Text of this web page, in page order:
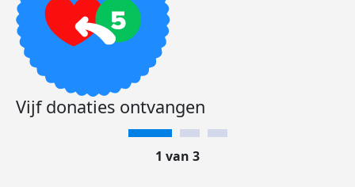
Vijf donaties ontvangen
1 van 3